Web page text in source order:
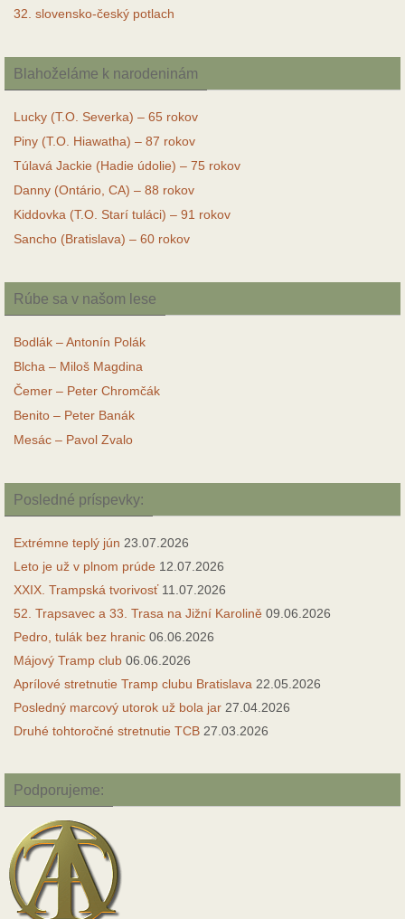
32. slovensko-český potlach
Blahoželáme k narodeninám
Lucky (T.O. Severka) – 65 rokov
Piny (T.O. Hiawatha) – 87 rokov
Túlavá Jackie (Hadie údolie) – 75 rokov
Danny (Ontário, CA) – 88 rokov
Kiddovka (T.O. Starí tuláci) – 91 rokov
Sancho (Bratislava) – 60 rokov
Rúbe sa v našom lese
Bodlák – Antonín Polák
Blcha – Miloš Magdina
Čemer – Peter Chromčák
Benito – Peter Banák
Mesác – Pavol Zvalo
Posledné príspevky:
Extrémne teplý jún 23.07.2026
Leto je už v plnom prúde 12.07.2026
XXIX. Trampská tvorivosť 11.07.2026
52. Trapsavec a 33. Trasa na Jižní Karolině 09.06.2026
Pedro, tulák bez hranic 06.06.2026
Májový Tramp club 06.06.2026
Aprílové stretnutie Tramp clubu Bratislava 22.05.2026
Posledný marcový utorok už bola jar 27.04.2026
Druhé tohtoročné stretnutie TCB 27.03.2026
Podporujeme: